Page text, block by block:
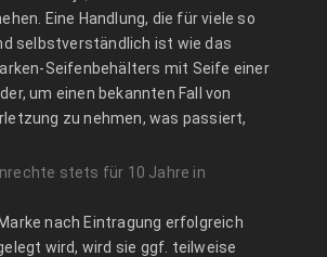
Eine Handlung, die für viele so
selbstverständlich ist wie das
Seifenbehälters mit Seife einer
um einen bekannten Fall von
zu nehmen, was passiert,
stets für 10 Jahre in
nach Eintragung erfolgreich
wird, wird sie ggf. teilweise